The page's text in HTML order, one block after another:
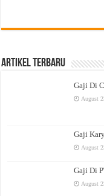
Artikel Terbaru
Gaji Di
August
Gaji
August
Gaji Di
August